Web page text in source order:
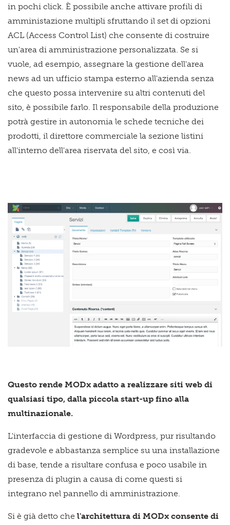
in pochi click. È possibile anche attivare profili di
amministazione multipli sfruttando il set di opzioni
ACL (Access Control List) che consente di costruire
un'area di amministrazione personalizzata. Se si
vuole, ad esempio, assegnare la gestione dell'area
news ad un ufficio stampa esterno all'azienda senza
che questo possa intervenire su altri contenuti del
sito, è possibile farlo. Il responsabile della produzione
potrà gestire in autonomia le schede tecniche dei
prodotti, il direttore commerciale la sezione listini
all'interno dell'area riservata del sito, e così via.
Questo rende MODx adatto a realizzare siti web di
qualsiasi tipo, dalla piccola start-up fino alla
multinazionale.
L'interfaccia di gestione di Wordpress, pur risultando
gradevole e abbastanza semplice su una installazione
di base, tende a risultare confusa e poco usabile in
presenza di plugin a causa di come questi si
integrano nel pannello di amministrazione.
Si è già detto che l'architettura di MODx consente di